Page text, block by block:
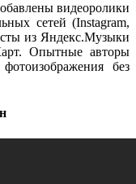
видеоролики
сетей (Instagram,
из Яндекс.Музыки
Опытные авторы
без